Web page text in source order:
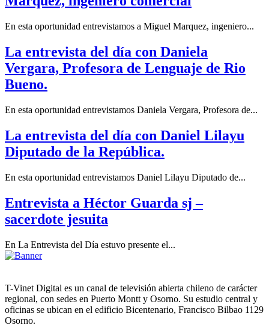
En esta oportunidad entrevistamos a Miguel Marquez, ingeniero...
La entrevista del día con Daniela
Vergara, Profesora de Lenguaje de Rio
Bueno.
En esta oportunidad entrevistamos Daniela Vergara, Profesora de...
La entrevista del día con Daniel Lilayu
Diputado de la República.
En esta oportunidad entrevistamos Daniel Lilayu Diputado de...
Entrevista a Héctor Guarda sj –
sacerdote jesuita
En La Entrevista del Día estuvo presente el...
T-Vinet Digital es un canal de televisión abierta chileno de carácter
regional, con sedes en Puerto Montt y Osorno. Su estudio central y
oficinas se ubican en el edificio Bicentenario, Francisco Bilbao 1129
Osorno.